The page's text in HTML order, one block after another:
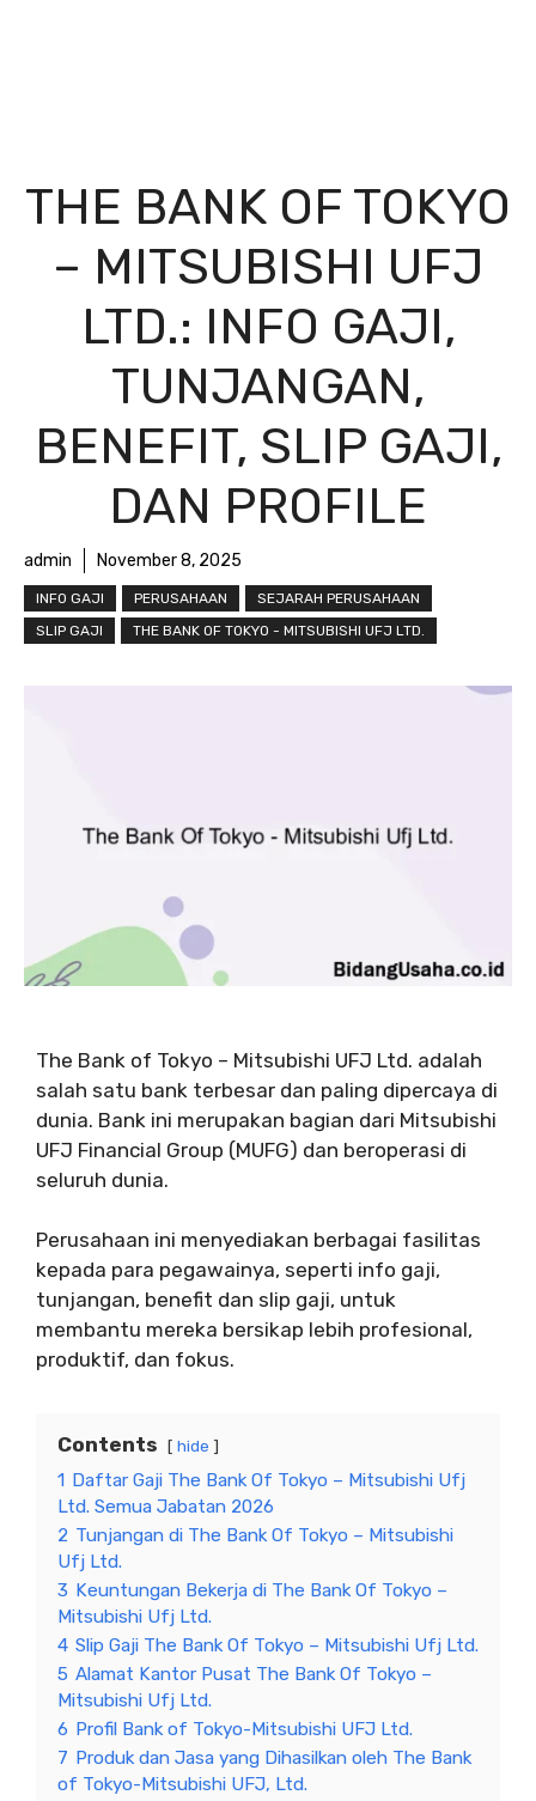
THE BANK OF TOKYO
– MITSUBISHI UFJ
LTD.: INFO GAJI,
TUNJANGAN,
BENEFIT, SLIP GAJI,
DAN PROFILE
admin November 8, 2025
INFO GAJI PERUSAHAAN
SEJARAH PERUSAHAAN
SLIP GAJI
THE BANK OF TOKYO - MITSUBISHI UFJ LTD.
The Bank of Tokyo – Mitsubishi UFJ Ltd. adalah
salah satu bank terbesar dan paling dipercaya di
dunia. Bank ini merupakan bagian dari Mitsubishi
UFJ Financial Group (MUFG) dan beroperasi di
seluruh dunia.
Perusahaan ini menyediakan berbagai fasilitas
kepada para pegawainya, seperti info gaji,
tunjangan, benefit dan slip gaji, untuk
membantu mereka bersikap lebih profesional,
produktif, dan fokus.
Contents hide
1 Daftar Gaji The Bank Of Tokyo – Mitsubishi Ufj
Ltd. Semua Jabatan 2026
2 Tunjangan di The Bank Of Tokyo – Mitsubishi
Ufj Ltd.
3 Keuntungan Bekerja di The Bank Of Tokyo –
Mitsubishi Ufj Ltd.
4 Slip Gaji The Bank Of Tokyo – Mitsubishi Ufj Ltd.
5 Alamat Kantor Pusat The Bank Of Tokyo –
Mitsubishi Ufj Ltd.
6 Profil Bank of Tokyo-Mitsubishi UFJ Ltd.
7 Produk dan Jasa yang Dihasilkan oleh The Bank
of Tokyo-Mitsubishi UFJ, Ltd.